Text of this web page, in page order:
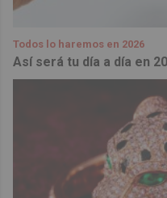
Todos lo haremos en 2026
Así será tu día a día en